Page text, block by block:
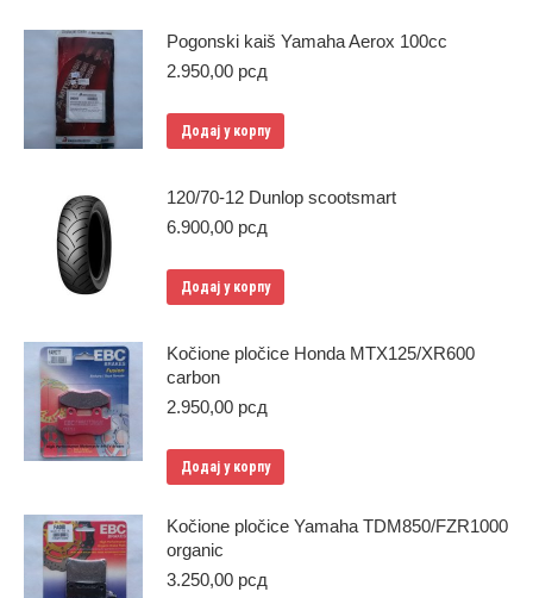
Pogonski kaiš Yamaha Aerox 100cc
2.950,00 рсд
Додај у корпу
120/70-12 Dunlop scootsmart
6.900,00 рсд
Додај у корпу
Kočione pločice Honda MTX125/XR600
carbon
2.950,00 рсд
Додај у корпу
Kočione pločice Yamaha TDM850/FZR1000
organic
3.250,00 рсд